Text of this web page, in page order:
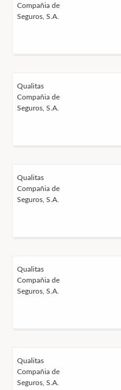
Compañia de
Seguros, S.A.
Qualitas
Compañia de
Seguros, S.A.
Qualitas
Compañia de
Seguros, S.A.
Qualitas
Compañia de
Seguros, S.A.
Qualitas
Compañia de
Seguros, S.A.